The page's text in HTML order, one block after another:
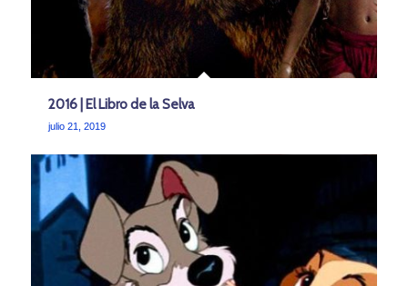
2016 | El Libro de la Selva
julio 21, 2019